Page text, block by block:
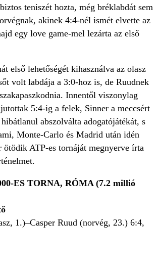
teniszét hozta, még bréklabdát sem
akinek 4:4-nél ismét elvette az
egy love game-mel lezárta az első
első lehetőségét kihasználva az olasz
volt labdája a 3:0-hoz is, de Ruudnek
Innentől viszonylag
5:4-ig a felek, Sinner a meccsért
abszolválta adogatójátékát, s
Monte-Carlo és Madrid után idén
ötödik ATP-es tornáját megnyerve írta
ES TORNA, RÓMA (7.2 millió
1.)–Casper Ruud (norvég, 23.) 6:4,